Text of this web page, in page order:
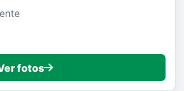
fotos